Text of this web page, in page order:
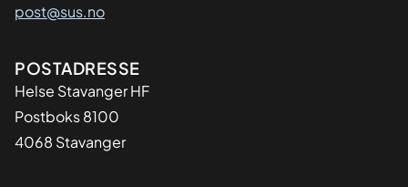
post@sus.no
Adresse
POSTADRESSE
Helse Stavanger HF
Postboks 8100
4068 Stavanger